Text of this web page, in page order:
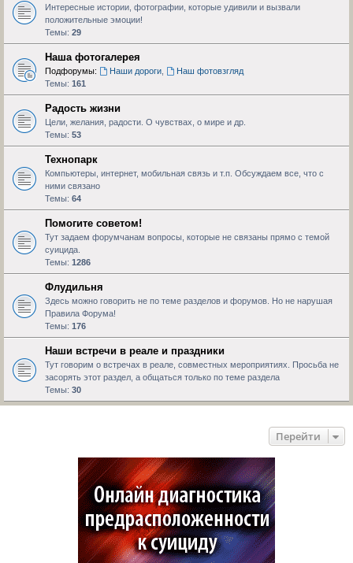
Интересные истории, фотографии, которые удивили и вызвали
положительные эмоции!
Темы: 29
Наша фотогалерея
Подфорумы: Наши дороги,
Наш фотовзгляд
Темы: 161
Радость жизни
Цели, желания, радости. О чувствах, о мире и др.
Темы: 53
Технопарк
Компьютеры, интернет, мобильная связь и т.п. Обсуждаем все, что с
ними связано
Темы: 64
Помогите советом!
Тут задаем форумчанам вопросы, которые не связаны прямо с темой
суицида.
Темы: 1286
Флудильня
Здесь можно говорить не по теме разделов и форумов. Но не нарушая
Правила Форума!
Темы: 176
Наши встречи в реале и праздники
Тут говорим о встречах в реале, совместных мероприятиях. Просьба не
засорять этот раздел, а общаться только по теме раздела
Темы: 30
Перейти